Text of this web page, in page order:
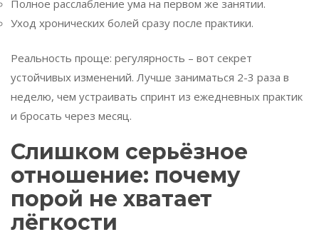
Полное расслабление ума на первом же занятии.
Уход хронических болей сразу после практики.
Реальность проще: регулярность – вот секрет
устойчивых изменений. Лучше заниматься 2-3 раза в
неделю, чем устраивать спринт из ежедневных практик
и бросать через месяц.
Слишком серьёзное
отношение: почему
порой не хватает
лёгкости